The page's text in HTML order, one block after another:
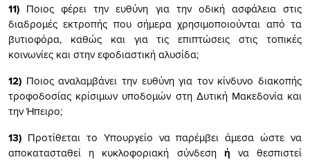
11) Ποιος φέρει την ευθύνη για την οδική ασφάλεια στις
διαδρομές εκτροπής που σήμερα χρησιμοποιούνται από τα
βυτιοφόρα, καθώς και για τις επιπτώσεις στις τοπικές
κοινωνίες και στην εφοδιαστική αλυσίδα;
12) Ποιος αναλαμβάνει την ευθύνη για τον κίνδυνο διακοπής
τροφοδοσίας κρίσιμων υποδομών στη Δυτική Μακεδονία και
την Ήπειρο;
13) Προτίθεται το Υπουργείο να παρέμβει άμεσα ώστε να
αποκατασταθεί η κυκλοφοριακή σύνδεση ή να θεσπιστεί